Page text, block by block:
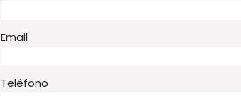
Email
Teléfono